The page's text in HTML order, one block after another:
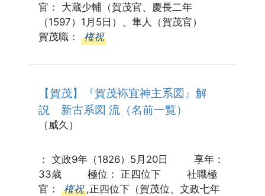
官： 大蔵少輔（賀茂官、慶長二年
（1597）1月5日）、隼人（賀茂官）
賀茂職： 権祝
【賀茂】『賀茂袮宜神主系図』解
説 新古系図 流（名前一覧）
（威久）
： 文政9年（1826）5月20日 享年：
33歳 極位： 正四位下 社職極
官： 権祝 ,正四位下（賀茂位、文政七年